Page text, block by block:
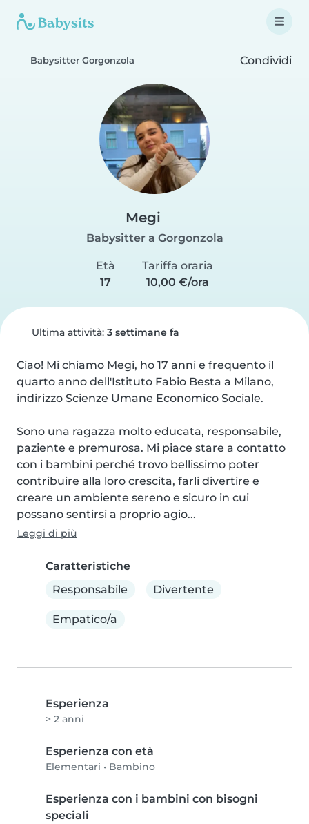
Babysitter Gorgonzola Condividi
Megi
Babysitter a Gorgonzola
Età
17
Tariffa oraria
10,00 €/ora
Ultima attività: 3 settimane fa
Ciao! Mi chiamo Megi, ho 17 anni e frequento il
quarto anno dell'Istituto Fabio Besta a Milano,
indirizzo Scienze Umane Economico Sociale.
Sono una ragazza molto educata, responsabile,
paziente e premurosa. Mi piace stare a contatto
con i bambini perché trovo bellissimo poter
contribuire alla loro crescita, farli divertire e
creare un ambiente sereno e sicuro in cui
possano sentirsi a proprio agio...
Leggi di più
Caratteristiche
Responsabile
Divertente
Empatico/a
Esperienza
> 2 anni
Esperienza con età
Elementari • Bambino
Esperienza con i bambini con bisogni
speciali